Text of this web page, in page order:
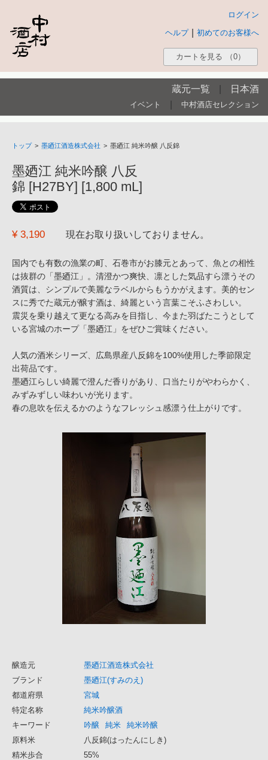
ログイン
初めてのお客様へ
ヘルプ
カートを見る （0）
蔵元一覧 日本酒
イベント 中村酒店セレクション
トップ > 墨廼江酒造株式会社 > 墨廼江 純米吟醸 八反錦
墨廼江 純米吟醸 八反
錦 [H27BY] [1,800 mL]
¥ 3,190 現在お取り扱いしておりません。
国内でも有数の漁業の町、石巻市がお膝元とあって、魚との相性
は抜群の「墨廼江」。清澄かつ爽快、凛とした気品すら漂うその
酒質は、シンプルで美麗なラベルからもうかがえます。美的セン
スに秀でた蔵元が醸す酒は、綺麗という言葉こそふさわしい。
震災を乗り越えて更なる高みを目指し、今また羽ばたこうとして
いる宮城のホープ「墨廼江」をぜひご賞味ください。
人気の酒米シリーズ、広島県産八反錦を100%使用した季節限定
出荷品です。
墨廼江らしい綺麗で澄んだ香りがあり、口当たりがやわらかく、
みずみずしい味わいが光ります。
春の息吹を伝えるかのようなフレッシュ感漂う仕上がりです。
醸造元
墨廼江酒造株式会社
ブランド
墨廼江(すみのえ)
都道府県
宮城
特定名称
純米吟醸酒
キーワード
吟醸 純米
純米吟醸
原料米
八反錦(はったんにしき)
精米歩合
55%